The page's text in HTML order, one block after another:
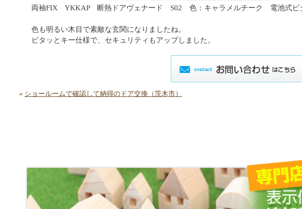
両袖FIX YKKAP 断熱ドアヴェナード S02 色：キャラメルチーク 電池式ピ
色も明るい木目で素敵な玄関になりましたね。
ピタッとキー仕様で、セキュリティもアップしました。
« ショールームで確認して納得のドア交換（茨木市）